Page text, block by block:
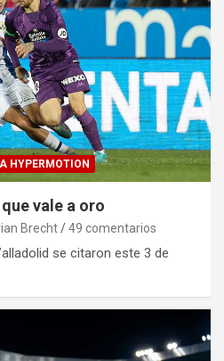
HYPERMOTION
vale a oro
Brecht 49 comentarios
se citaron este 3 de